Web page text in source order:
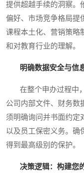
提供超越手续的洞察。
偏好、市场竞争格局提
课程本土化、营销策略
和对教育行业的理解。
明确数据安全与信
在整个申办过程中，
公司内部文件、财务数
须明确询问并书面约定
以及员工保密义务。确
得到最高级别的保护。
决策逻辑：构建您